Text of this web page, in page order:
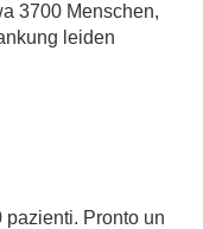
3700 Menschen,
leiden
pazienti. Pronto un